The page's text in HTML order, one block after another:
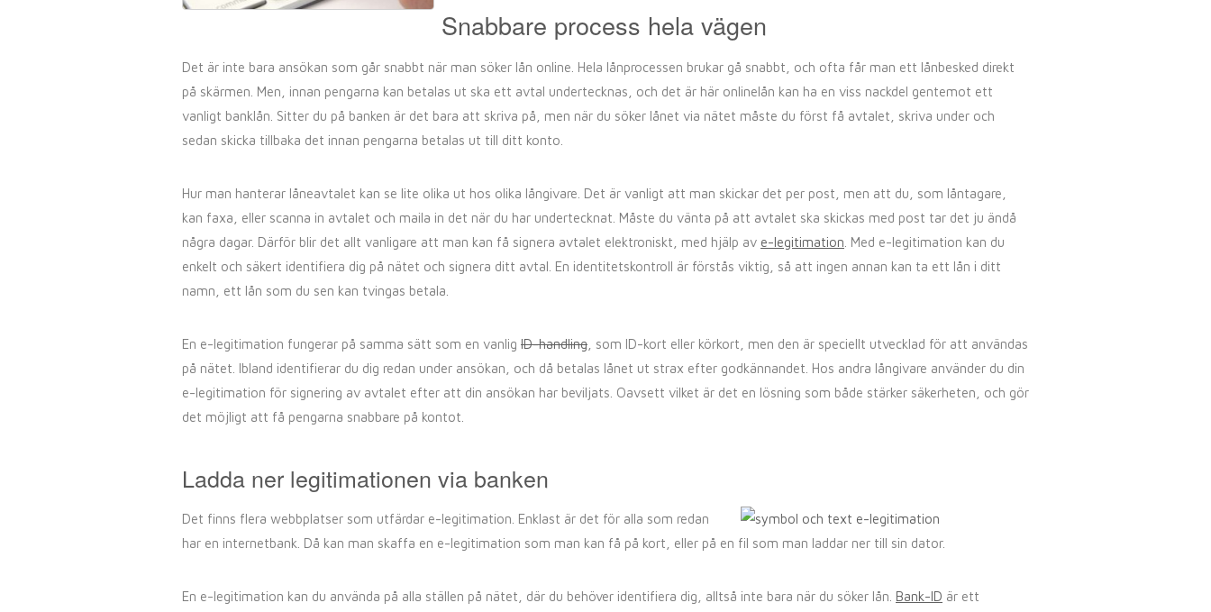
Snabbare process hela vägen
Det är inte bara ansökan som går snabbt när man söker lån online. Hela lånprocessen brukar gå snabbt, och ofta får man ett lånbesked direkt
på skärmen. Men, innan pengarna kan betalas ut ska ett avtal undertecknas, och det är här onlinelån kan ha en viss nackdel gentemot ett
vanligt banklån. Sitter du på banken är det bara att skriva på, men när du söker lånet via nätet måste du först få avtalet, skriva under och
sedan skicka tillbaka det innan pengarna betalas ut till ditt konto.
Hur man hanterar låneavtalet kan se lite olika ut hos olika långivare. Det är vanligt att man skickar det per post, men att du, som låntagare,
kan faxa, eller scanna in avtalet och maila in det när du har undertecknat. Måste du vänta på att avtalet ska skickas med post tar det ju ändå
några dagar. Därför blir det allt vanligare att man kan få signera avtalet elektroniskt, med hjälp av e-legitimation . Med e-legitimation kan du
enkelt och säkert identifiera dig på nätet och signera ditt avtal. En identitetskontroll är förstås viktig, så att ingen annan kan ta ett lån i ditt
namn, ett lån som du sen kan tvingas betala.
En e-legitimation fungerar på samma sätt som en vanlig ID-handling , som ID-kort eller körkort, men den är speciellt utvecklad för att användas
på nätet. Ibland identifierar du dig redan under ansökan, och då betalas lånet ut strax efter godkännandet. Hos andra långivare använder du din
e-legitimation för signering av avtalet efter att din ansökan har beviljats. Oavsett vilket är det en lösning som både stärker säkerheten, och gör
det möjligt att få pengarna snabbare på kontot.
Ladda ner legitimationen via banken
Det finns flera webbplatser som utfärdar e-legitimation. Enklast är det för alla som redan
har en internetbank. Då kan man skaffa en e-legitimation som man kan få på kort, eller på en fil som man laddar ner till sin dator.
En e-legitimation kan du använda på alla ställen på nätet, där du behöver identifiera dig, alltså inte bara när du söker lån. Bank-ID är ett